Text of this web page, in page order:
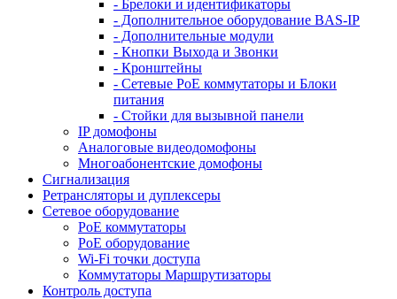
- Брелоки и идентификаторы
- Дополнительное оборудование BAS-IP
- Дополнительные модули
- Кнопки Выхода и Звонки
- Кронштейны
- Сетевые PoE коммутаторы и Блоки
питания
- Стойки для вызывной панели
IP домофоны
Аналоговые видеодомофоны
Многоабонентские домофоны
Сигнализация
Ретрансляторы и дуплексеры
Сетевое оборудование
PoE коммутаторы
PoE оборудование
Wi-Fi точки доступа
Коммутаторы Маршрутизаторы
Контроль доступа